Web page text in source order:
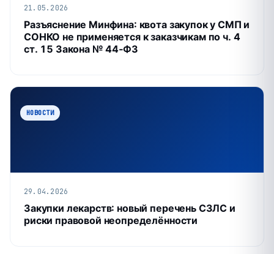
21.05.2026
Разъяснение Минфина: квота закупок у СМП и
СОНКО не применяется к заказчикам по ч. 4
ст. 15 Закона № 44‑ФЗ
НОВОСТИ
29.04.2026
Закупки лекарств: новый перечень СЗЛС и
риски правовой неопределённости